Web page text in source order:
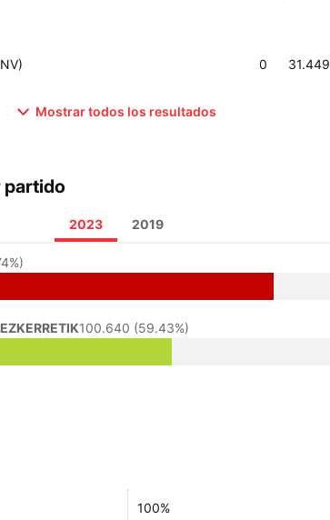
0 31.449
Mostrar todos los resultados
partido
2023 2019
100.640 (59.43%)
100%